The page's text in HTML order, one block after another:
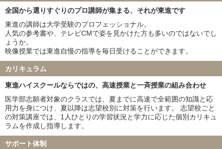
横浜市立大学 11名
広島大学 21名
奈良県立医科大学 16名
筑波大学 18名
名古屋市立大学 14名
京都府立医科大学 9名
岡山大学 17名
信州大学 19名
金沢大学 23名
新潟大学 22名
浜松医科大学 16名
三重大学 22名
滋賀医科大学 10名
熊本大学 12名
和歌山県立医科大学 14名
群馬大学 13名
富山大学 14名
岐阜大学 23名
鹿児島大学 18名
山口大学 25名
愛媛大学 22名
香川大学 7名
福井大学 22名
全国から選りすぐりのプロ講師が集まる、それが東進です
東進の講師は大学受験のプロフェッショナル。
人気の参考書や、テレビCMで姿を見かけた方も多いのではないでし
ょうか。
映像授業では東進自慢の指導を毎日受けることができます。
カリキュラム
東進ハイスクールならではの、高速授業と一斉授業の組み合わせ
医学部志願者対象のクラスでは、夏までに高速で全範囲の知識と応
用力を身につけ、夏以降は志望校別に対策を行います。 志望校ごと
の対策講座では、1人ひとりの学習状況と学力に応じた個別カリキュ
ラムを作成し指導します。
サポート体制